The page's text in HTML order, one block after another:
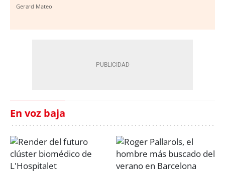
Gerard Mateo
En voz baja